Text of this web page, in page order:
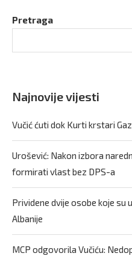
Pretraga
Najnovije vijesti
Vučić ćuti dok Kurti krstari
Urošević: Nakon izbora
formirati vlast bez DPS-a
Prividene dvije osobe koje su
Albanije
MCP odgovorila Vučiću: